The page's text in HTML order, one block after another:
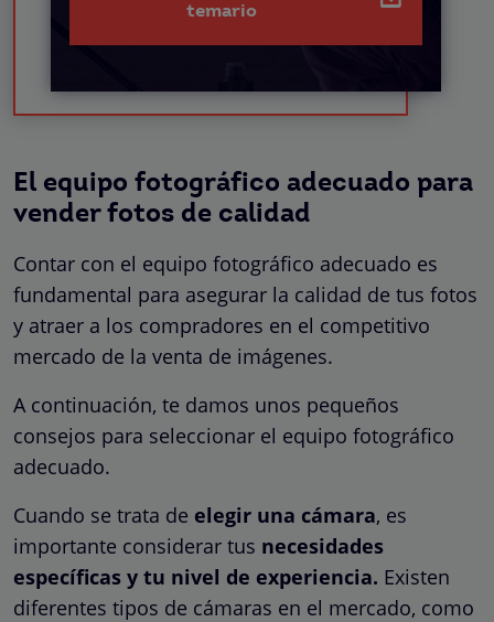
temario
El equipo fotográfico adecuado para
vender fotos de calidad
Contar con el equipo fotográfico adecuado es
fundamental para asegurar la calidad de tus fotos
y atraer a los compradores en el competitivo
mercado de la venta de imágenes.
A continuación, te damos unos pequeños
consejos para seleccionar el equipo fotográfico
adecuado.
Cuando se trata de elegir una cámara, es
importante considerar tus necesidades
específicas y tu nivel de experiencia. Existen
diferentes tipos de cámaras en el mercado, como